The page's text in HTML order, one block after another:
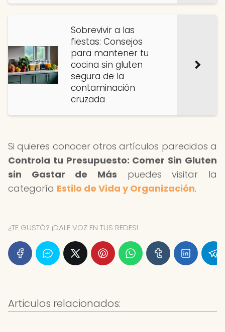
Sobrevivir a las
fiestas: Consejos
para mantener tu
cocina sin gluten
segura de la
contaminación
cruzada
Si quieres conocer otros artículos parecidos a
Controla tu Presupuesto: Comer Sin Gluten
sin Gastar de Más puedes visitar la
categoría Estilo de Vida y Organización.
¿TE GUSTÓ? ¡DALE VOZ EN TUS REDES!
Articulos relacionados: